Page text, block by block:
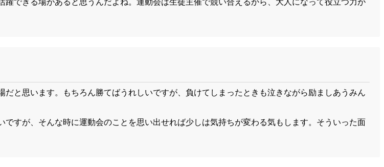
と思います。もちろん勝てばうれしいですが、負けてしまったときも泣きながら励ましあうみん
すが、そんな時に運動会のことを思い出せれば少しは気持ちが変わる気もします。そういった面